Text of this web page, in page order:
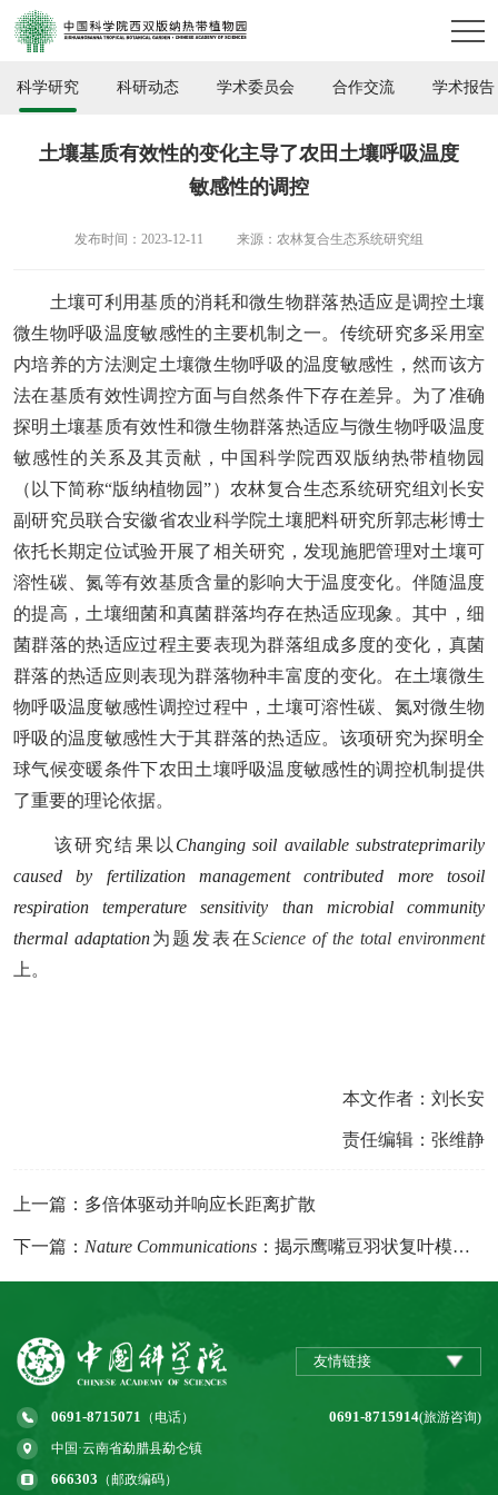
科学研究 科研动态 学术委员会 合作交流 学术报告
土壤基质有效性的变化主导了农田土壤呼吸温度
敏感性的调控
发布时间：2023-12-11 来源：农林复合生态系统研究组
土壤可利用基质的消耗和微生物群落热适应是调控土壤
微生物呼吸温度敏感性的主要机制之一。传统研究多采用室
内培养的方法测定土壤微生物呼吸的温度敏感性，然而该方
法在基质有效性调控方面与自然条件下存在差异。为了准确
探明土壤基质有效性和微生物群落热适应与微生物呼吸温度
敏感性的关系及其贡献， 中国科学院西双版纳热带植物园
（以下简称“版纳植物园”）农林复合生态系统研究组刘长安
副研究员联合安徽省农业科学院土壤肥料研究所郭志彬博士
依托长期定位试验开展了相关研究，发现施肥管理对土壤可
溶性碳、氮等有效基质含量的影响大于温度变化。伴随温度
的提高，土壤细菌和真菌群落均存在热适应现象。其中，细
菌群落的热适应过程主要表现为群落组成多度的变化，真菌
群落的热适应则表现为群落物种丰富度的变化。在土壤微生
物呼吸温度敏感性调控过程中，土壤可溶性碳、氮对微生物
呼吸的温度敏感性大于其群落的热适应。 该项研究为探明全
球气候变暖条件下农田土壤呼吸温度敏感性的调控机制提供
了重要的理论依据。
该研究结果以 Changing soil available substrateprimarily
caused by fertilization management contributed more tosoil
respiration temperature sensitivity than microbial community
thermal adaptation为题发表在Science of the total environment
上。
本文作者：刘长安
责任编辑：张维静
上一篇：多倍体驱动并响应长距离扩散
下一篇： Nature Communications ：揭示鹰嘴豆羽状复叶模式建成的分子机制
友情链接
0691-8715071 （电话） 0691-8715914(旅游咨询)
中国·云南省勐腊县勐仑镇
666303 （邮政编码）